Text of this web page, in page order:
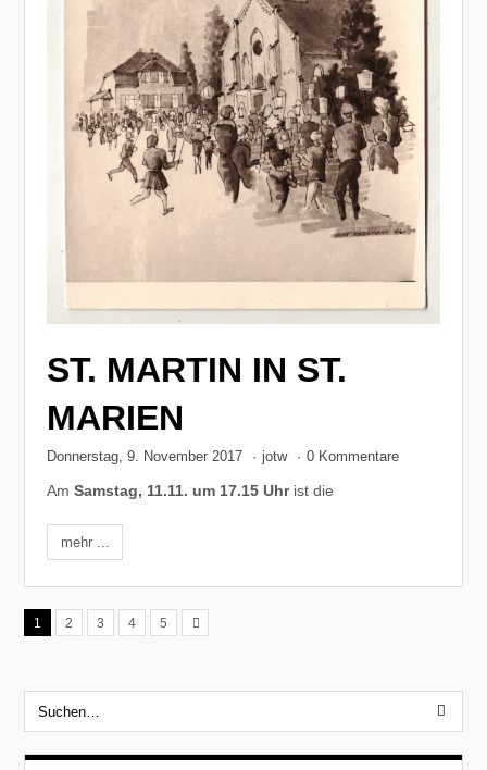
ST. MARTIN IN ST.
MARIEN
Donnerstag, 9. November 2017 · jotw · 0 Kommentare
AmSamstag, 11.11. um 17.15 Uhrist die
mehr ...
1 2 3 4 5